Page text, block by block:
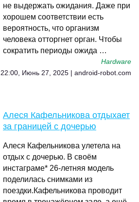
не выдержать ожидания. Даже при
хорошем соответствии есть
вероятность, что организм
человека отторгнет орган. Чтобы
сократить периоды ожида …
Hardware
22:00, Июнь 27, 2025 | android-robot.com
Алеся Кафельникова отдыхает
за границей с дочерью
Алеся Кафельникова улетела на
отдых с дочерью. В своём
инстаграме* 26-летняя модель
поделилась снимками из
поездки.Кафельникова проводит